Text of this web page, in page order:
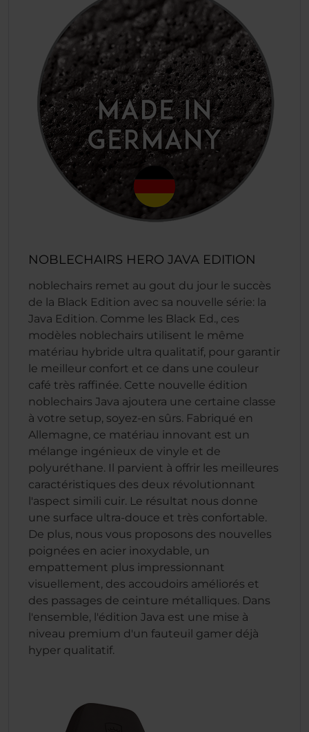
NOBLECHAIRS HERO JAVA EDITION
noblechairs remet au gout du jour le succès
de la Black Edition avec sa nouvelle série: la
Java Edition. Comme les Black Ed., ces
modèles noblechairs utilisent le même
matériau hybride ultra qualitatif, pour garantir
le meilleur confort et ce dans une couleur
café très raffinée. Cette nouvelle édition
noblechairs Java ajoutera une certaine classe
à votre setup, soyez-en sûrs. Fabriqué en
Allemagne, ce matériau innovant est un
mélange ingénieux de vinyle et de
polyuréthane. Il parvient à offrir les meilleures
caractéristiques des deux révolutionnant
l'aspect simili cuir. Le résultat nous donne
une surface ultra-douce et très confortable.
De plus, nous vous proposons des nouvelles
poignées en acier inoxydable, un
empattement plus impressionnant
visuellement, des accoudoirs améliorés et
des passages de ceinture métalliques. Dans
l'ensemble, l'édition Java est une mise à
niveau premium d'un fauteuil gamer déjà
hyper qualitatif.